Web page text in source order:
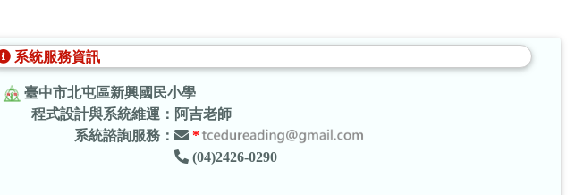
系統服務資訊
臺中市北屯區新興國民小學
程式設計與系統維運：阿吉老師
系統諮詢服務：
*
(04)2426-0290